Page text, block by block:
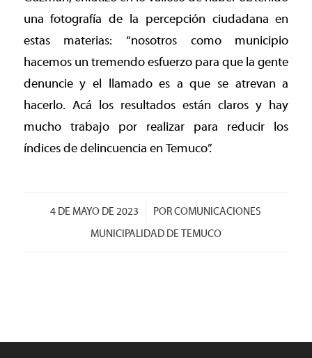
una fotografía de la percepción ciudadana en
estas materias: “nosotros como municipio
hacemos un tremendo esfuerzo para que la gente
denuncie y el llamado es a que se atrevan a
hacerlo. Acá los resultados están claros y hay
mucho trabajo por realizar para reducir los
índices de delincuencia en Temuco”.
4 DE MAYO DE 2023
/ PORCOMUNICACIONES
MUNICIPALIDAD DE TEMUCO